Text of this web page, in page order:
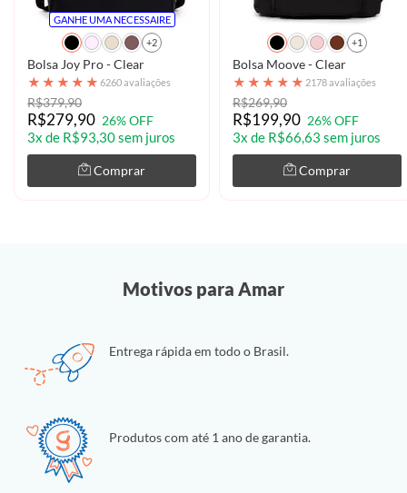
GANHE UMA NECESSAIRE
+2
Bolsa Joy Pro - Clear
★ ★ ★ ★ ★ 6260 avaliações
R$379,90
R$279,90 26% OFF
3x de R$93,30 sem juros
Comprar
+1
Bolsa Moove - Clear
★ ★ ★ ★ ★ 2178 avaliações
R$269,90
R$199,90 26% OFF
3x de R$66,63 sem juros
Comprar
Motivos para Amar
Entrega rápida em todo o Brasil.
Produtos com até 1 ano de garantia.